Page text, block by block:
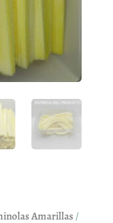
Amarillas/